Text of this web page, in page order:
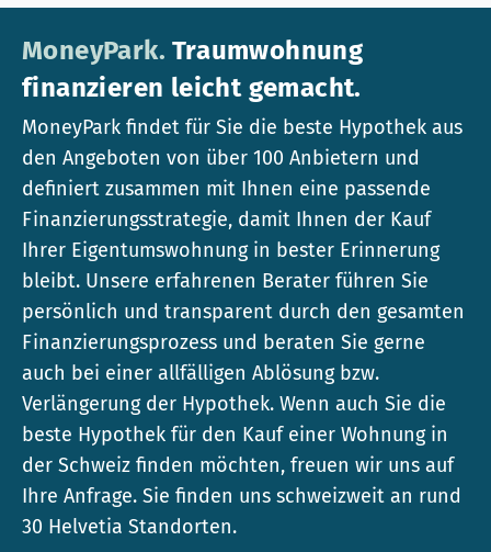
MoneyPark. Traumwohnung
finanzieren leicht gemacht.
MoneyPark findet für Sie die beste Hypothek aus
den Angeboten von über 100 Anbietern und
definiert zusammen mit Ihnen eine passende
Finanzierungsstrategie, damit Ihnen der Kauf
Ihrer Eigentumswohnung in bester Erinnerung
bleibt. Unsere erfahrenen Berater führen Sie
persönlich und transparent durch den gesamten
Finanzierungsprozess und beraten Sie gerne
auch bei einer allfälligen Ablösung bzw.
Verlängerung der Hypothek. Wenn auch Sie die
beste Hypothek für den Kauf einer Wohnung in
der Schweiz finden möchten, freuen wir uns auf
Ihre Anfrage. Sie finden uns schweizweit an rund
30 Helvetia Standorten.